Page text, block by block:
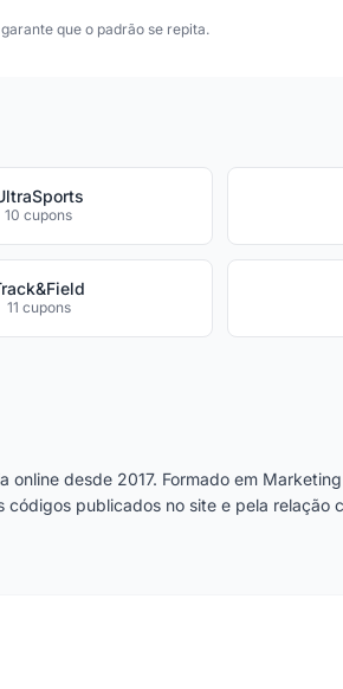
que o padrão se repita.
10 cupons
11 cupons
desde 2017. Formado em
publicados no site e pela relação